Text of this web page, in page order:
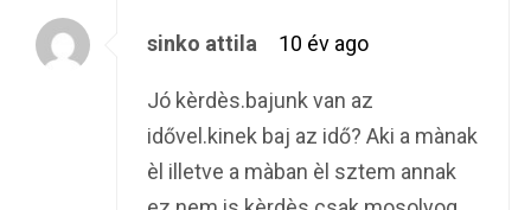
sinko attila 10 év ago
Jó kèrdès.bajunk van az
idővel.kinek baj az idő? Aki a mànak
èl illetve a màban èl sztem annak